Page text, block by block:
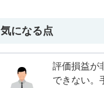
気になる点
評価損益が
できない。